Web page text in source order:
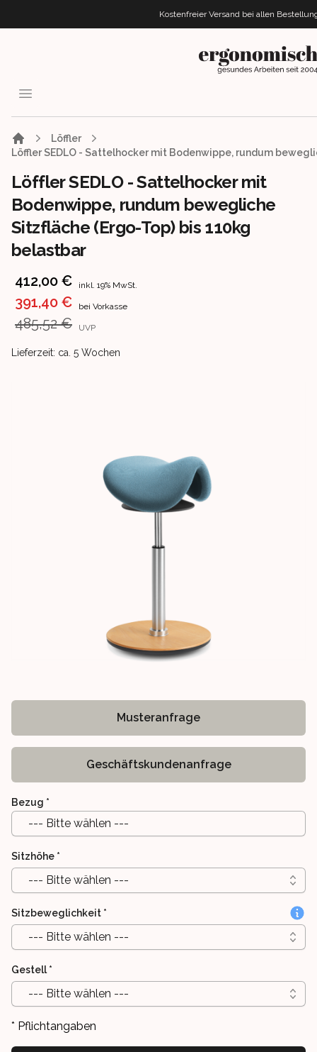
Kostenfreier Versand bei allen
ergonomisches.de
Open menu
Löffler
Löffler SEDLO - Sattelhocker mit Bodenwippe, rundum
Löffler SEDLO - Sattelhocker mit
Bodenwippe, rundum bewegliche
Sitzfläche (Ergo-Top) bis 110kg
belastbar
Product information
412,00 € inkl. 19% MwSt.
391,40 € bei Vorkasse
485,52 € UVP
Product delivery information
Lieferzeit: ca. 5 Wochen
Musteranfrage
Geschäftskundenanfrage
Bezug *
--- Bitte wählen ---
Sitzhöhe *
--- Bitte wählen ---
Sitzbeweglichkeit *
--- Bitte wählen ---
Gestell *
--- Bitte wählen ---
* Pflichtangaben